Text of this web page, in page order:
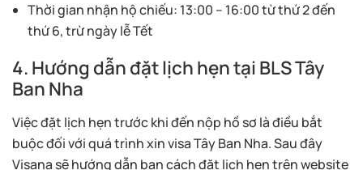
Thời gian nhận hộ chiếu: 13:00 – 16:00 từ thứ 2 đến
thứ 6, trừ ngày lễ Tết
4. Hướng dẫn đặt lịch hẹn tại BLS Tây
Ban Nha
Việc đặt lịch hẹn trước khi đến nộp hồ sơ là điều bắt
buộc đối với quá trình xin visa Tây Ban Nha. Sau đây
Visana sẽ hướng dẫn bạn cách đặt lịch hẹn trên website